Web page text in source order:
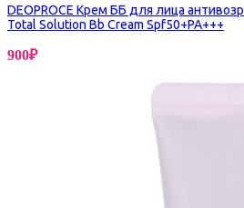
DEOPROCE Крем ББ для лица
Total Solution Bb Cream Spf50+PA+++
900₽